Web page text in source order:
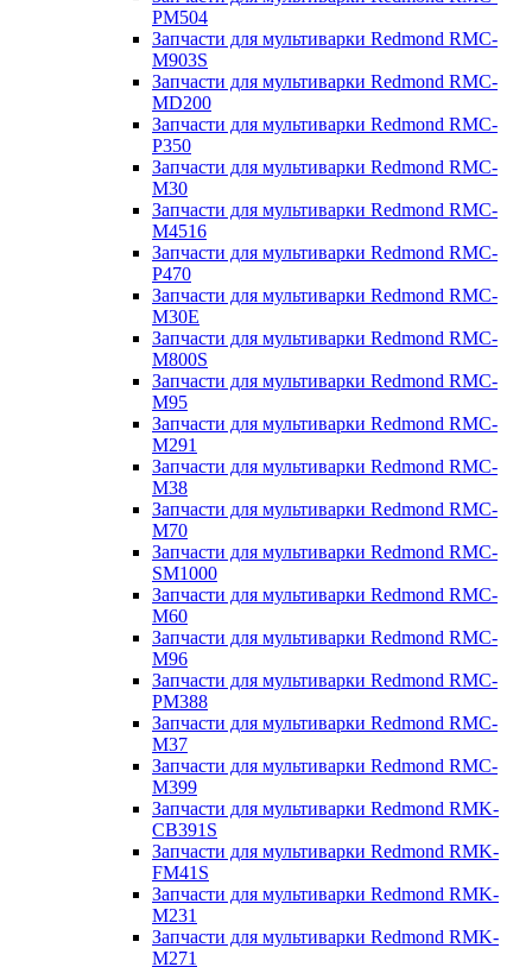
PM504
Запчасти для мультиварки Redmond RMC-
M903S
Запчасти для мультиварки Redmond RMC-
MD200
Запчасти для мультиварки Redmond RMC-
P350
Запчасти для мультиварки Redmond RMC-
M30
Запчасти для мультиварки Redmond RMC-
M4516
Запчасти для мультиварки Redmond RMC-
P470
Запчасти для мультиварки Redmond RMC-
M30E
Запчасти для мультиварки Redmond RMC-
M800S
Запчасти для мультиварки Redmond RMC-
M95
Запчасти для мультиварки Redmond RMC-
M291
Запчасти для мультиварки Redmond RMC-
M38
Запчасти для мультиварки Redmond RMC-
M70
Запчасти для мультиварки Redmond RMC-
SM1000
Запчасти для мультиварки Redmond RMC-
M60
Запчасти для мультиварки Redmond RMC-
M96
Запчасти для мультиварки Redmond RMC-
PM388
Запчасти для мультиварки Redmond RMC-
M37
Запчасти для мультиварки Redmond RMC-
M399
Запчасти для мультиварки Redmond RMK-
CB391S
Запчасти для мультиварки Redmond RMK-
FM41S
Запчасти для мультиварки Redmond RMK-
M231
Запчасти для мультиварки Redmond RMK-
M271